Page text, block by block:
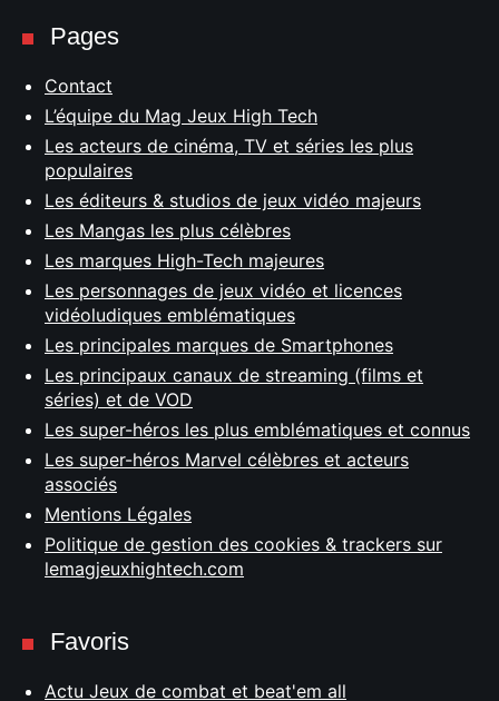
Pages
Contact
L’équipe du Mag Jeux High Tech
Les acteurs de cinéma, TV et séries les plus
populaires
Les éditeurs & studios de jeux vidéo majeurs
Les Mangas les plus célèbres
Les marques High-Tech majeures
Les personnages de jeux vidéo et licences
vidéoludiques emblématiques
Les principales marques de Smartphones
Les principaux canaux de streaming (films et
séries) et de VOD
Les super-héros les plus emblématiques et connus
Les super-héros Marvel célèbres et acteurs
associés
Mentions Légales
Politique de gestion des cookies & trackers sur
lemagjeuxhightech.com
Favoris
Actu Jeux de combat et beat'em all